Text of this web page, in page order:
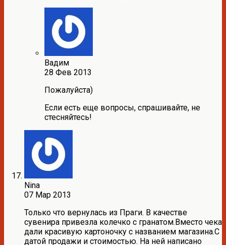
Вадим
28 Фев 2013
Пожалуйста)
Если есть еще вопросы, спрашивайте, не
стесняйтесь!
Nina
07 Мар 2013
Только что вернулась из Праги. В качестве
сувенира привезла колечко с гранатом.Вместо чека
дали красивую картоночку с названием магазина.С
датой продажи и стоимостью. На ней написано